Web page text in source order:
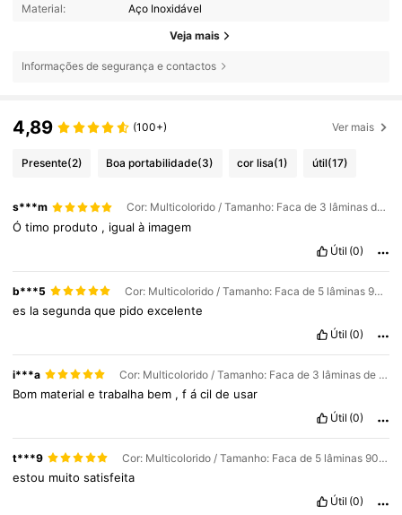
Material: Aço Inoxidável
Veja mais
Informações de segurança e contactos
4,89 (100+) Ver mais
Presente(2) Boa portabilidade(3) cor lisa(1) útil(17)
s***m Cor: Multicolorido / Tamanho: Faca de 3 lâminas de 520ml
Ótimo produto , igualà imagem
Útil (0)
b***5 Cor: Multicolorido / Tamanho: Faca de 5 lâminas 900ml
es lasegundaque pidoexcelente
Útil (0)
i***a Cor: Multicolorido / Tamanho: Faca de 3 lâminas de 520ml
Bom materialetrabalha bem ,fácilde usar
Útil (0)
t***9 Cor: Multicolorido / Tamanho: Faca de 5 lâminas 900ml
estou muitosatisfeita
Útil (0)